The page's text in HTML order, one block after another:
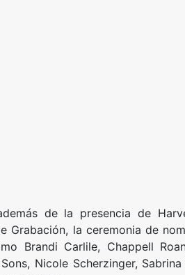
de la presencia de
Grabación, la ceremonia de
Brandi Carlile, Chappell
Nicole Scherzinger,